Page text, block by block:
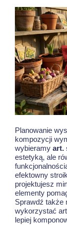
Planowanie
kompozycji
wybieramy art.
estetyką, ale
efektowny
projektujesz
elementy
Sprawdź także
wykorzystać
lepiej